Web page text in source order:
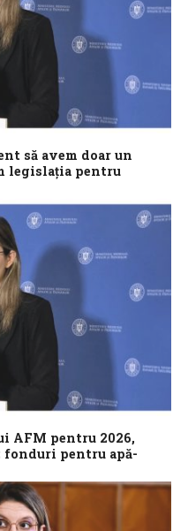
să avem doar un
legislația pentru
(MMAP) a pus în
de Guvern privind noile
AFM pentru 2026,
pentru apă-
bugetului Administrației
anul 2026 a fost lansat în